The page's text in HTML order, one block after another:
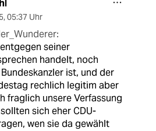
, 05:37 Uhr
seiner
handelt, noch
ist, und der
rechlich legitim aber
fraglich unsere Verfassung
sich eher CDU-
wen sie da gewählt